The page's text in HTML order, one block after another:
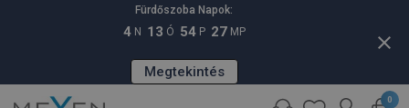
Fürdőszoba Napok:
4 N 13 Ó 54 P 25 MP
Megtekintés
close
0